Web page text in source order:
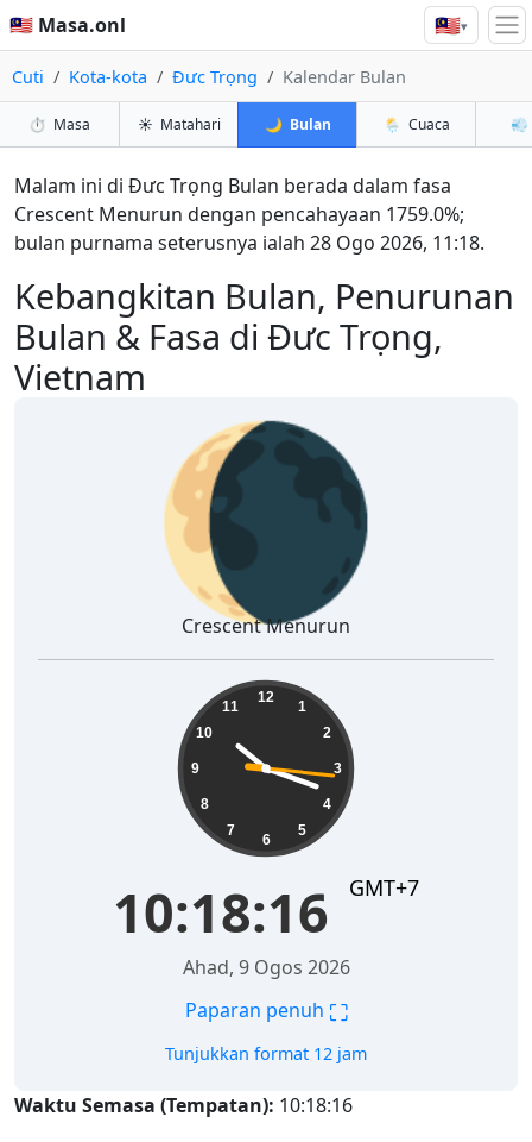
🇲🇾 Masa.onl 🇲🇾▾
Cuti Kota-kota Đưc Trọng Kalendar Bulan
⏱️ Masa ☀️ Matahari 🌙 Bulan 🌦️ Cuaca 💨
Kebangkitan Bulan, Penurunan
Bulan & Fasa di Đưc Trọng,
Vietnam
Malam ini di Đưc Trọng Bulan berada dalam fasa
Crescent Menurun dengan pencahayaan 1759.0%;
bulan purnama seterusnya ialah 28 Ogo 2026, 11:18.
🌘
Crescent Menurun
12
1
2
3
4
5
6
7
8
9
10
11
10:18:17 GMT+7
Ahad, 9 Ogos 2026
Paparan penuh ⛶
Tunjukkan format 12 jam
Waktu Semasa (Tempatan): 10:18:17